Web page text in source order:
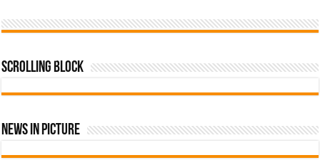
Scrolling Block
News In Picture